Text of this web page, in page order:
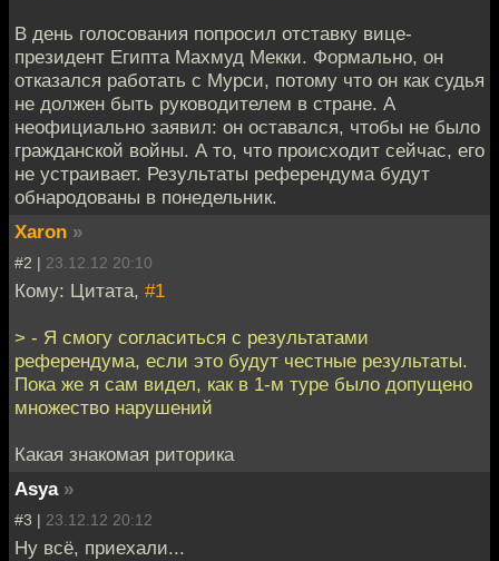
В день голосования попросил отставку вице-
президент Египта Махмуд Мекки. Формально, он
отказался работать с Мурси, потому что он как судья
не должен быть руководителем в стране. А
неофициально заявил: он оставался, чтобы не было
гражданской войны. А то, что происходит сейчас, его
не устраивает. Результаты референдума будут
обнародованы в понедельник.
Xaron »
#2 | 23.12.12 20:10
Кому: Цитата, #1
> - Я смогу согласиться с результатами
референдума, если это будут честные результаты.
Пока же я сам видел, как в 1-м туре было допущено
множество нарушений
Какая знакомая риторика
Asya »
#3 | 23.12.12 20:12
Ну всё, приехали...